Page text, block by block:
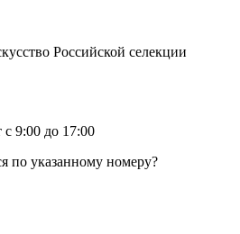
Российской селекции
9:00 до 17:00
по указанному номеру?